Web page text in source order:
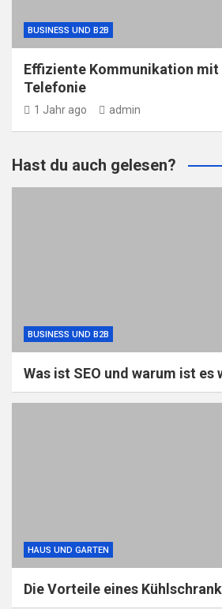
BUSINESS UND B2B
Effiziente Kommunikation
Telefonie
1 Jahr ago admin
Hast du auch gelesen?
BUSINESS UND B2B
Was ist SEO und warum ist es
HAUS UND GARTEN
Die Vorteile eines